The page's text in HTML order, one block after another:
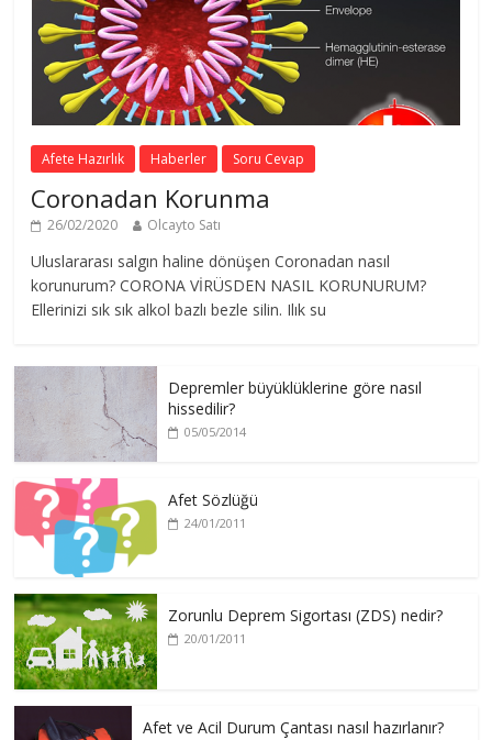
Afete Hazırlık Haberler Soru Cevap
Coronadan Korunma
26/02/2020 Olcayto Satı
Uluslararası salgın haline dönüşen Coronadan nasıl
korunurum? CORONA VİRÜSDEN NASIL KORUNURUM?
Ellerinizi sık sık alkol bazlı bezle silin. Ilık su
Depremler büyüklüklerine göre nasıl
hissedilir?
05/05/2014
Afet Sözlüğü
24/01/2011
Zorunlu Deprem Sigortası (ZDS) nedir?
20/01/2011
Afet ve Acil Durum Çantası nasıl hazırlanır?